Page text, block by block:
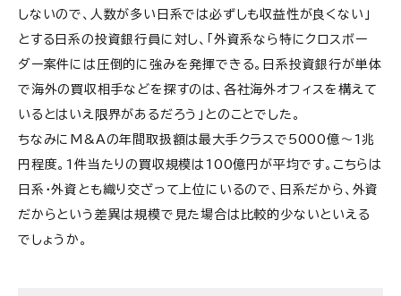
しないので、人数が多い日系では必ずしも収益性が良くない」
とする日系の投資銀行員に対し、「外資系なら特にクロスボー
ダー案件には圧倒的に強みを発揮できる。日系投資銀行が単体
で海外の買収相手などを探すのは、各社海外オフィスを構えて
いるとはいえ限界があるだろう」とのことでした。
ちなみにM&Aの年間取扱額は最大手クラスで5000億～1兆
円程度。1件当たりの買収規模は100億円が平均です。こちらは
日系・外資とも織り交ざって上位にいるので、日系だから、外資
だからという差異は規模で見た場合は比較的少ないといえる
でしょうか。